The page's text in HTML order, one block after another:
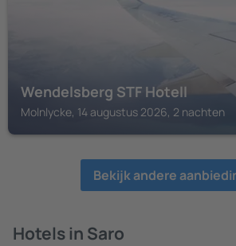
Wendelsberg STF Hotell
Molnlycke, 14 augustus 2026, 2 nachten
Bekijk andere
Hotels in Saro